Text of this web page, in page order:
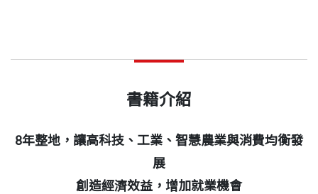
書籍介紹
8年整地，讓高科技、工業、智慧農業與消費均衡發
展
創造經濟效益，增加就業機會